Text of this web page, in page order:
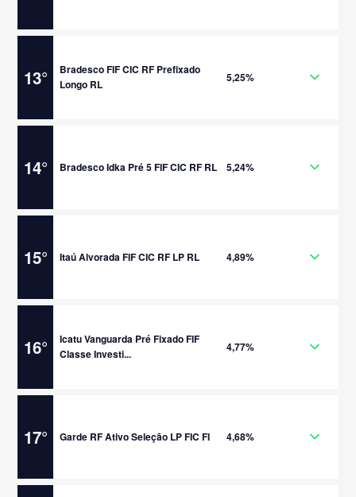
13°
Bradesco FIF CIC RF Prefixado
Longo RL
5,25%
14° Bradesco Idka Pré 5 FIF CIC RF RL 5,24%
15° Itaú Alvorada FIF CIC RF LP RL 4,89%
16°
Icatu Vanguarda Pré Fixado FIF
Classe Investi...
4,77%
17° Garde RF Ativo Seleção LP FIC FI 4,68%